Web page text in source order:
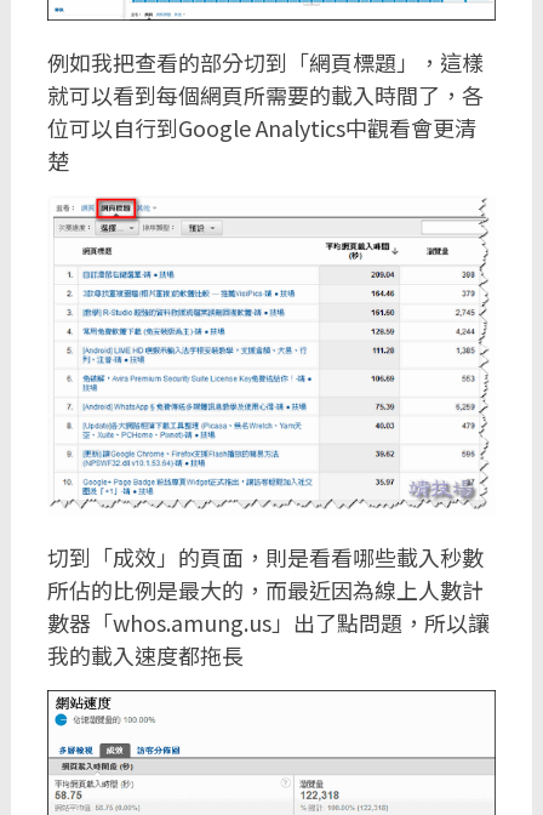
例如我把查看的部分切到「網頁標題」，這樣
就可以看到每個網頁所需要的載入時間了，各
位可以自行到Google Analytics中觀看會更清
楚
切到「成效」的頁面，則是看看哪些載入秒數
所佔的比例是最大的，而最近因為線上人數計
數器「whos.amung.us」出了點問題，所以讓
我的載入速度都拖長